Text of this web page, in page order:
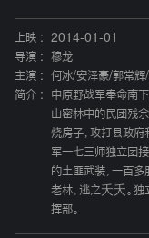
上映 :
2014-01-01
导演 :
穆龙
主演 :
何冰/安泽豪/郭常辉/
简介 :
中原野战军奉命南
山密林中的民团残
烧房子，攻打县政
军一七三师独立团
的土匪武装，一百
老林，逃之夭夭。
挥部。